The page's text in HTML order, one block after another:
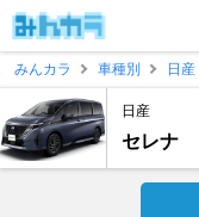
みんカラ
車種別 日産
日産
セレナ